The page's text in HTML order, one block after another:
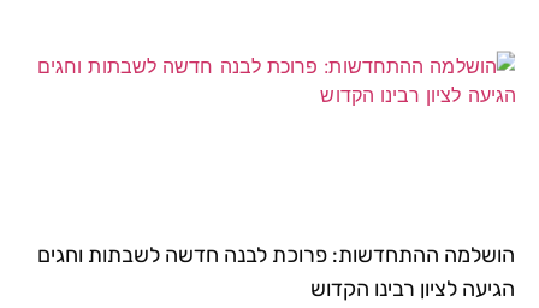
הושלמה ההתחדשות: פרוכת לבנה חדשה לשבתות וחגים
הגיעה לציון רבינו הקדוש